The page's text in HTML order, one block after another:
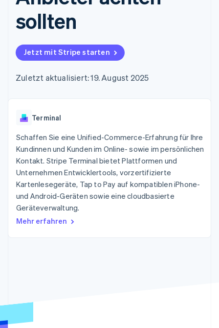
125
Terminal
Authorization
Boost
Autorisierungsraten
Link
Bezahlvorgang
Connections
Finanzdaten
Data Pipeline
Product roadmap
Ausblick
Radar
Betrugsprävention
Atlas
Geldmanagement
Plattformen
SaaS
KI-Unternehmen
Medien und
Unterhaltung
Organisationen
Fachdienstleistungen
Öffentlicher Sektor
Einzelhandel
Ecosystem
Marktplatz auf
Grundlagen der
Abonnementverwaltung
nutzungsbasierte
Abrechnung um
Karten ausgeben: So
Ressourcen
App-Integrationen
Code-Beispiele
Entwickler-Blog
API-Status
Stripe Sessions
Karriere
Stripe Press
sollten
Jetzt mit Stripe starten
Zuletzt aktualisiert: 19. August 2025
Terminal
Schaffen Sie eine Unified-Commerce-Erfahrung für Ihre
Kundinnen und Kunden im Online- sowie im persönlichen
Kontakt. Stripe Terminal bietet Plattformen und
Unternehmen Entwicklertools, vorzertifizierte
Kartenlesegeräte, Tap to Pay auf kompatiblen iPhone-
und Android-Geräten sowie eine cloudbasierte
Geräteverwaltung.
Mehr erfahren